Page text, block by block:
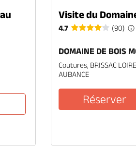
Visite du
4.7 (90)
DOMAINE DE BOIS
Coutures, BRISSAC LOIRE
AUBANCE
Réserver